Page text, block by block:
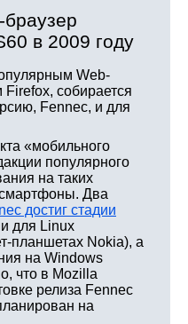
в 2009 году
Web-
собирается
Fennec, и для
«мобильного
популярного
на таких
смартфоны. Два
достиг стадии
для Linux
планшетах Nokia), а
на Windows
что в Mozilla
релиза Fennec
на